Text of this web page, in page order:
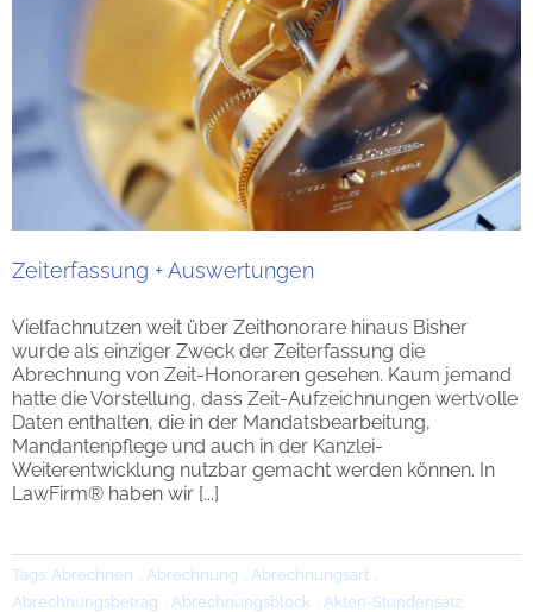
Zeiterfassung + Auswertungen
Vielfachnutzen weit über Zeithonorare hinaus Bisher
wurde als einziger Zweck der Zeiterfassung die
Abrechnung von Zeit-Honoraren gesehen. Kaum jemand
hatte die Vorstellung, dass Zeit-Aufzeichnungen wertvolle
Daten enthalten, die in der Mandatsbearbeitung,
Mandantenpflege und auch in der Kanzlei-
Weiterentwicklung nutzbar gemacht werden können. In
LawFirm® haben wir [...]
Tags: Abrechnen Abrechnung Abrechnungsart
Abrechnungsbetrag
Abrechnungsblock Akten-Stundensatz